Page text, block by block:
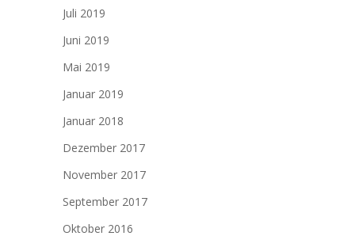
Juli 2019
Juni 2019
Mai 2019
Januar 2019
Januar 2018
Dezember 2017
November 2017
September 2017
Oktober 2016